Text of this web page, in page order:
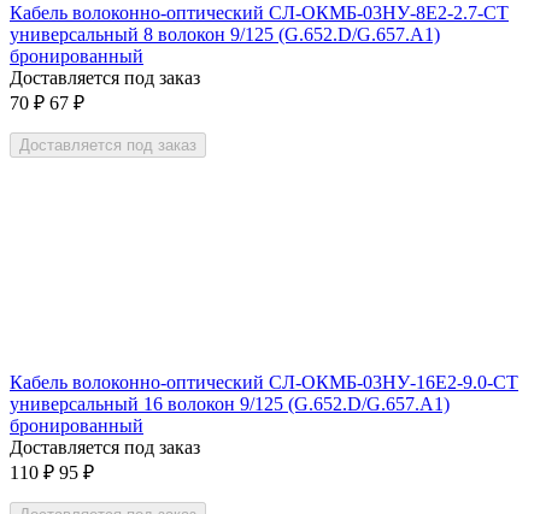
Кабель волоконно-оптический СЛ-ОКМБ-03НУ-8Е2-2.7-СТ
универсальный 8 волокон 9/125 (G.652.D/G.657.A1)
бронированный
Доставляется под заказ
70 ₽ 67 ₽
Доставляется под заказ
Кабель волоконно-оптический СЛ-ОКМБ-03НУ-16Е2-9.0-СТ
универсальный 16 волокон 9/125 (G.652.D/G.657.A1)
бронированный
Доставляется под заказ
110 ₽ 95 ₽